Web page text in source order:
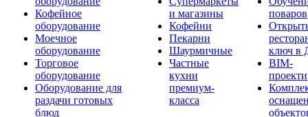
Кофейное
оборудование
Моечное
оборудование
Торговое
оборудование
Оборудование для
раздачи готовых
блюд
и магазины
Кофейни
Пекарни
Шаурмичные
Частные
кухни
премиум-
класса
поваров
ключ в
BIM-